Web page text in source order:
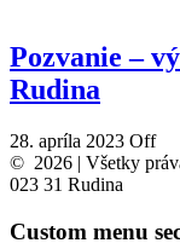
Pozvanie –
Rudina
28. apríla 2023 Off
© 2026 | Všetky
023 31 Rudina
Custom menu